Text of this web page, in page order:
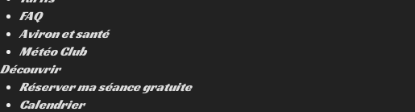
FAQ
Aviron et santé
Météo Club
Découvrir
Réserver ma séance gratuite
Calendrier